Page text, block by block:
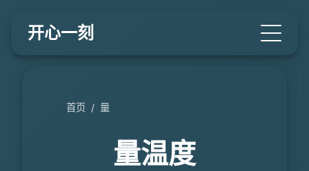
开心一刻
首页 / 量
量温度